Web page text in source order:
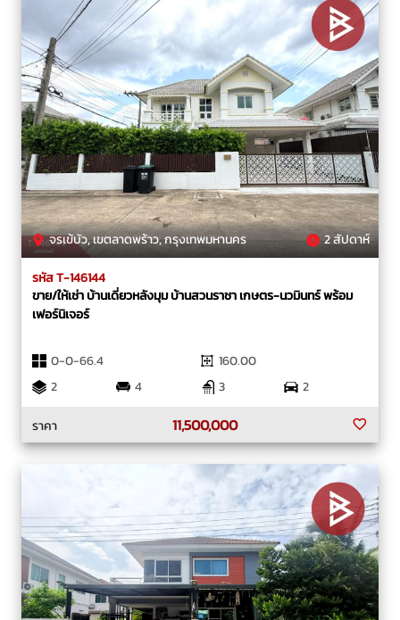
จรเข้บัว, เขตลาดพร้าว, กรุงเทพมหานคร 2 สัปดาห์
รหัส T-146144
ขาย/ให้เช่า บ้านเดี่ยวหลังมุม บ้านสวนราชา เกษตร-นวมินทร์ พร้อม
เฟอร์นิเจอร์
0-0-66.4
160.00
2
4 3
2
ราคา
11,500,000